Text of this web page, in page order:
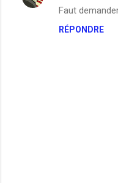
n
Faut
RÉPONDRE